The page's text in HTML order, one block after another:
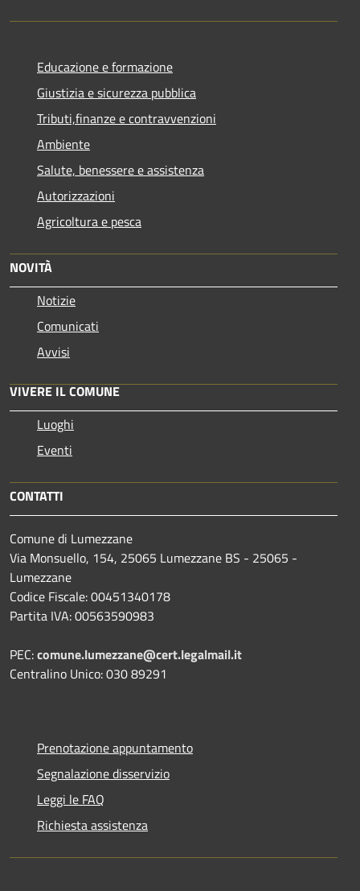
Educazione e formazione
Giustizia e sicurezza pubblica
Tributi,finanze e contravvenzioni
Ambiente
Salute, benessere e assistenza
Autorizzazioni
Agricoltura e pesca
NOVITÀ
Notizie
Comunicati
Avvisi
VIVERE IL COMUNE
Luoghi
Eventi
CONTATTI
Comune di Lumezzane
Via Monsuello, 154, 25065 Lumezzane BS - 25065 -
Lumezzane
Codice Fiscale: 00451340178
Partita IVA: 00563590983
PEC:comune.lumezzane@cert.legalmail.it
Centralino Unico: 030 89291
Prenotazione appuntamento
Segnalazione disservizio
Leggi le FAQ
Richiesta assistenza